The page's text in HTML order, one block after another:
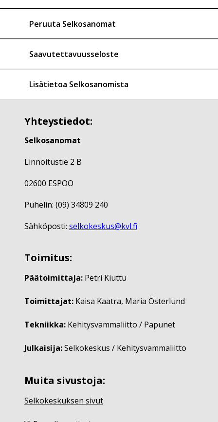
Peruuta Selkosanomat
Saavutettavuusseloste
Lisätietoa Selkosanomista
Yhteystiedot:
Selkosanomat
Linnoitustie 2 B
02600 ESPOO
Puhelin: (09) 34809 240
Sähköposti: selkokeskus@kvl.fi
Toimitus:
Päätoimittaja: Petri Kiuttu
Toimittajat: Kaisa Kaatra, Maria Österlund
Tekniikka: Kehitysvammaliitto / Papunet
Julkaisija:Selkokeskus / Kehitysvammaliitto
Muita sivustoja:
Selkokeskuksen sivut